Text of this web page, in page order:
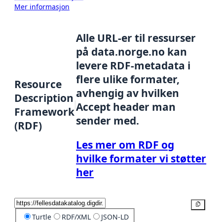
Mer informasjon
Resource
Description
Framework
(RDF)
Alle URL-er til ressurser
på data.norge.no kan
levere RDF-metadata i
flere ulike formater,
avhengig av hvilken
Accept header man
sender med.
Les mer om RDF og
hvilke formater vi støtter
her
Turtle RDF/XML JSON-LD